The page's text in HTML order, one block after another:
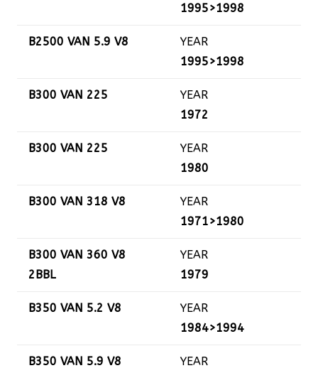
1995>1998
B2500 VAN 5.9 V8
YEAR
1995>1998
B300 VAN 225
YEAR
1972
B300 VAN 225
YEAR
1980
B300 VAN 318 V8
YEAR
1971>1980
B300 VAN 360 V8
2BBL
YEAR
1979
B350 VAN 5.2 V8
YEAR
1984>1994
B350 VAN 5.9 V8
YEAR